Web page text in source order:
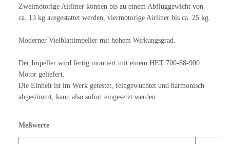
Zweimotorige Airliner können bis zu einem Abfluggewicht von
ca. 13 kg ausgestattet werden, viermotorige Airliner bis ca. 25 kg.
Moderner Vielblattimpeller mit hohem Wirkungsgrad.
Der Impeller wird fertig montiert mit einem HET 700-68-900
Motor geliefert.
Die Einheit ist im Werk getestet, feingewuchtet und harmonisch
abgestimmt, kann also sofort eingesetzt werden.
Meßwerte